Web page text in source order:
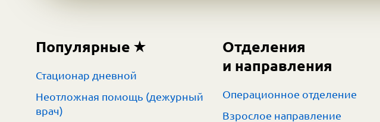
Популярные
Стационар дневной
Неотложная помощь (дежурный
врач)
Отделения
и направления
Операционное отделение
Взрослое направление